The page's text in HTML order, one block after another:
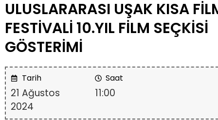
ULUSLARARASI UŞAK KISA
FESTİVALİ 10.YIL FİLM SEÇKİSİ
GÖSTERİMİ
Tarih
21 Ağustos
2024
Saat
11:00